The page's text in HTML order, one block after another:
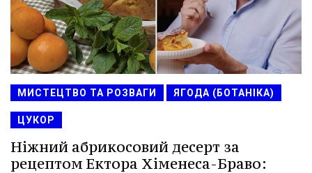
МИСТЕЦТВО ТА РОЗВАГИ ЯГОДА (БОТАНІКА)
ЦУКОР
Ніжний абрикосовий десерт за
рецептом Ектора Хіменеса-Браво: